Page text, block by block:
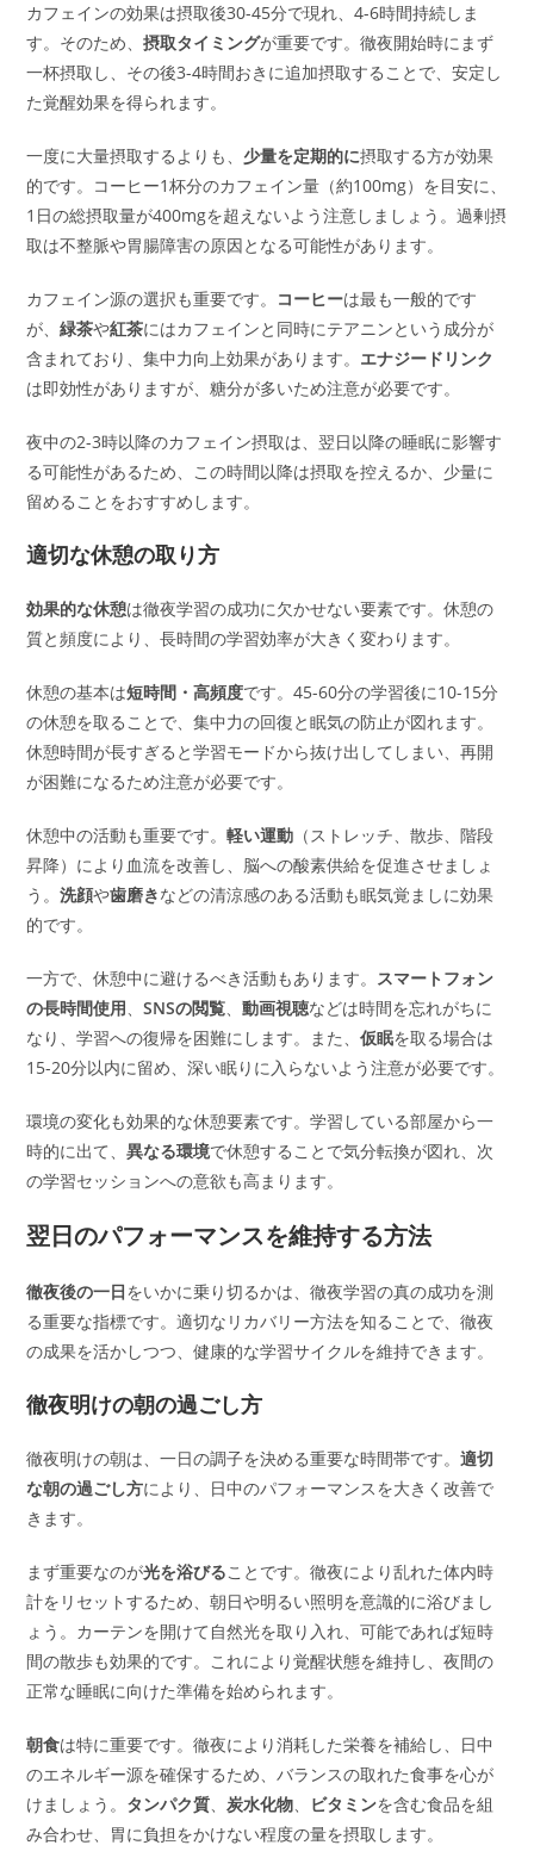
カフェインの効果は摂取後30-45分で現れ、4-6時間持続しま
す。そのため、摂取タイミングが重要です。徹夜開始時にまず
一杯摂取し、その後3-4時間おきに追加摂取することで、安定し
た覚醒効果を得られます。
一度に大量摂取するよりも、 少量を定期的に摂取する方が効果
的です。コーヒー1杯分のカフェイン量（約100mg）を目安に、
1日の総摂取量が400mgを超えないよう注意しましょう。過剰摂
取は不整脈や胃腸障害の原因となる可能性があります。
カフェイン源の選択も重要です。 コーヒーは最も一般的です
が、緑茶や紅茶にはカフェインと同時にテアニンという成分が
含まれており、集中力向上効果があります。 エナジードリンク
は即効性がありますが、糖分が多いため注意が必要です。
夜中の2-3時以降のカフェイン摂取は、翌日以降の睡眠に影響す
る可能性があるため、この時間以降は摂取を控えるか、少量に
留めることをおすすめします。
適切な休憩の取り方
効果的な休憩は徹夜学習の成功に欠かせない要素です。休憩の
質と頻度により、長時間の学習効率が大きく変わります。
休憩の基本は短時間・高頻度です。45-60分の学習後に10-15分
の休憩を取ることで、集中力の回復と眠気の防止が図れます。
休憩時間が長すぎると学習モードから抜け出してしまい、再開
が困難になるため注意が必要です。
休憩中の活動も重要です。軽い運動 （ストレッチ、散歩、階段
昇降）により血流を改善し、脳への酸素供給を促進させましょ
う。洗顔や歯磨きなどの清涼感のある活動も眠気覚ましに効果
的です。
一方で、休憩中に避けるべき活動もあります。 スマートフォン
の長時間使用、SNSの閲覧、動画視聴などは時間を忘れがちに
なり、学習への復帰を困難にします。また、仮眠を取る場合は
15-20分以内に留め、深い眠りに入らないよう注意が必要です。
環境の変化も効果的な休憩要素です。学習している部屋から一
時的に出て、異なる環境で休憩することで気分転換が図れ、次
の学習セッションへの意欲も高まります。
翌日のパフォーマンスを維持する方法
徹夜後の一日をいかに乗り切るかは、徹夜学習の真の成功を測
る重要な指標です。適切なリカバリー方法を知ることで、徹夜
の成果を活かしつつ、健康的な学習サイクルを維持できます。
徹夜明けの朝の過ごし方
徹夜明けの朝は、一日の調子を決める重要な時間帯です。適切
な朝の過ごし方により、日中のパフォーマンスを大きく改善で
きます。
まず重要なのが光を浴びることです。徹夜により乱れた体内時
計をリセットするため、朝日や明るい照明を意識的に浴びまし
ょう。カーテンを開けて自然光を取り入れ、可能であれば短時
間の散歩も効果的です。これにより覚醒状態を維持し、夜間の
正常な睡眠に向けた準備を始められます。
朝食は特に重要です。徹夜により消耗した栄養を補給し、日中
のエネルギー源を確保するため、バランスの取れた食事を心が
けましょう。 タンパク質、炭水化物、 ビタミンを含む食品を組
み合わせ、胃に負担をかけない程度の量を摂取します。